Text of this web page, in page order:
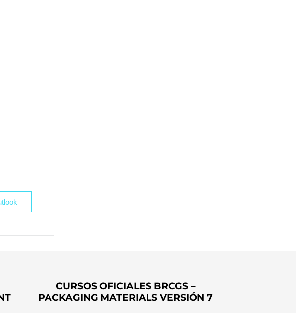
CURSOS OFICIALES BRCGS –
PACKAGING MATERIALS VERSIÓN 7